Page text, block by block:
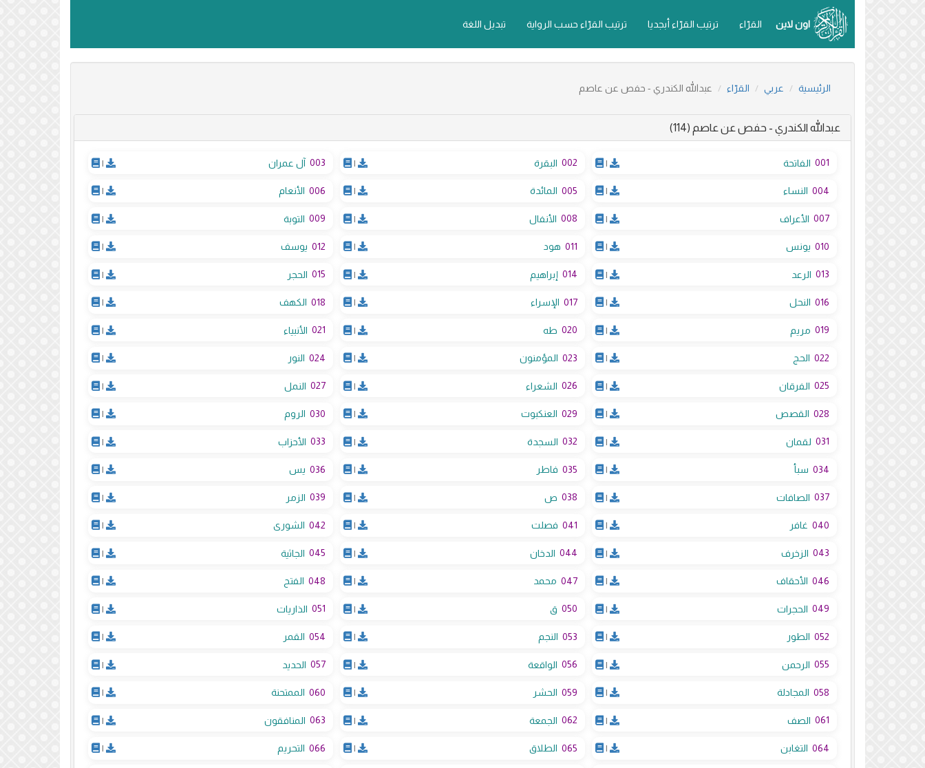
اون لاين القرّاء ترتيب القرّاء أبجديا ترتيب القرّاء حسب الرواية تبديل اللغة
الرئيسية عربي القرّاء عبدالله الكندري - حفص عن عاصم
عبدالله الكندري - حفص عن عاصم (114)
001 الفاتحة |
002 البقرة |
003 آل عمران |
004 النساء |
005 المائدة |
006 الأنعام |
007 الأعراف |
008 الأنفال |
009 التوبة |
010 يونس |
011 هود |
012 يوسف |
013 الرعد |
014 إبراهيم |
015 الحجر |
016 النحل |
017 الإسراء |
018 الكهف |
019 مريم |
020 طه |
021 الأنبياء |
022 الحج |
023 المؤمنون |
024 النور |
025 الفرقان |
026 الشعراء |
027 النمل |
028 القصص |
029 العنكبوت |
030 الروم |
031 لقمان |
032 السجدة |
033 الأحزاب |
034 سبأ |
035 فاطر |
036 يس |
037 الصافات |
038 ص |
039 الزمر |
040 غافر |
041 فصلت |
042 الشورى |
043 الزخرف |
044 الدخان |
045 الجاثية |
046 الأحقاف |
047 محمد |
048 الفتح |
049 الحجرات |
050 ق |
051 الذاريات |
052 الطور |
053 النجم |
054 القمر |
055 الرحمن |
056 الواقعة |
057 الحديد |
058 المجادلة |
059 الحشر |
060 الممتحنة |
061 الصف |
062 الجمعة |
063 المنافقون |
064 التغابن |
065 الطلاق |
066 التحريم |